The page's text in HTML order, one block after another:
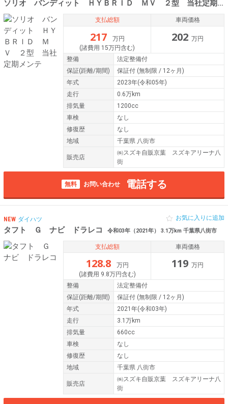
ソリオ バンディット ＨＹＢＲＩＤ ＭＶ ２型 当社定期メンテ
支払総額
217
万円
(諸費用 15万円含む)
車両価格
202 万円
整備
法定整備付
保証(距離/期間) 保証付 (無制限 / 12ヶ月)
年式
2023年(令和05年)
走行
0.6万km
排気量
1200cc
車検
なし
修復歴
なし
地域
千葉県 八街市
販売店
㈱スズキ自販京葉 スズキアリーナ八
街
無料 お問い合わせ 電話する
NEW ダイハツ
タフト Ｇ ナビ ドラレコ 令和03年（2021年） 3.1万km 千葉県八街市
お気に入りに追加
支払総額
128.8
万円
(諸費用 9.8万円含む)
車両価格
119 万円
整備
法定整備付
保証(距離/期間) 保証付 (無制限 / 12ヶ月)
年式
2021年(令和03年)
走行
3.1万km
排気量
660cc
車検
なし
修復歴
なし
地域
千葉県 八街市
販売店
㈱スズキ自販京葉 スズキアリーナ八
街